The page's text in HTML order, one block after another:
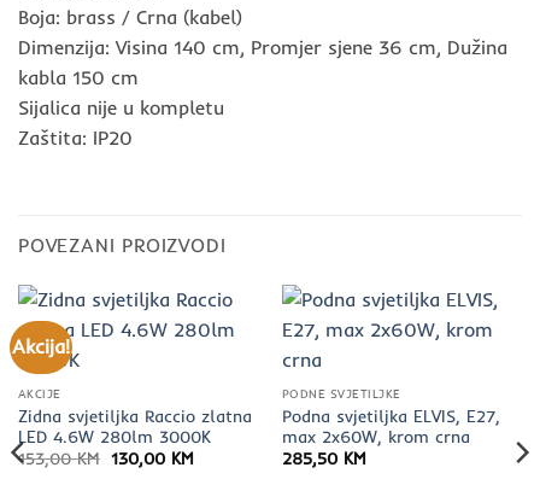
Boja: brass / Crna (kabel)
Dimenzija: Visina 140 cm, Promjer sjene 36 cm, Dužina
kabla 150 cm
Sijalica nije u kompletu
Zaštita: IP20
POVEZANI PROIZVODI
Akcija!
AKCIJE
Zidna svjetiljka Raccio zlatna
LED 4.6W 280lm 3000K
153,00KM Izvorna
cijena
130,00 KMTrenutna
PODNE SVJETILJKE
Podna svjetiljka ELVIS, E27,
max 2x60W, krom crna
285,50 KM